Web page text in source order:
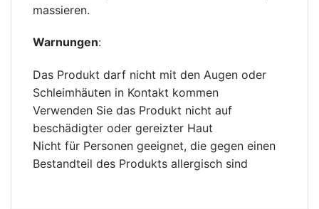
massieren.
Warnungen:
Das Produkt darf nicht mit den Augen oder
Schleimhäuten in Kontakt kommen
Verwenden Sie das Produkt nicht auf
beschädigter oder gereizter Haut
Nicht für Personen geeignet, die gegen einen
Bestandteil des Produkts allergisch sind